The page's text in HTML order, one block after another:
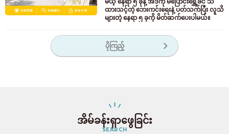
ထားသင့်တဲ့ ဘေးကင်းရေးနဲ့ ပတ်သက်ပြီး လူသိ
များတဲ့ နေရာ ၅ ခုကို မိတ်ဆက်ပေးပါမယ်။
ပိုကြည့်
အိမ်ခန်းရှာဖွေခြင်း
SEARCH